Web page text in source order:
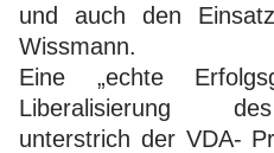
und auch den
Wissmann.
Eine „echte
Liberalisierung
unterstrich der VDA-